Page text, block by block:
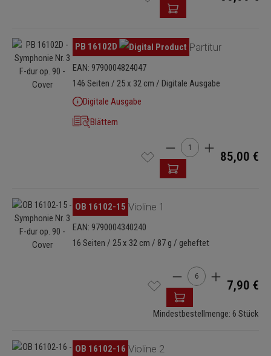
Bildergalerie überspringen
PB 16102D Partitur
EAN: 9790004824047
146 Seiten / 25 x 32 cm / Digitale Ausgabe
Digitale Ausgabe
Blättern
Produkt Anzahl: Gib
85,00 €
Bildergalerie überspringenOB 16102-15 Violine 1
EAN: 9790004340240
16 Seiten / 25 x 32 cm / 87 g / geheftet
Produkt Anzahl: Gib
7,90 €
Mindestbestellmenge: 6 Stück
Bildergalerie überspringenOB 16102-16 Violine 2